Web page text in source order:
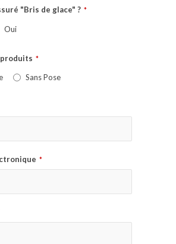
"Bris de glace" ? *
Oui
produits *
Sans Pose
*